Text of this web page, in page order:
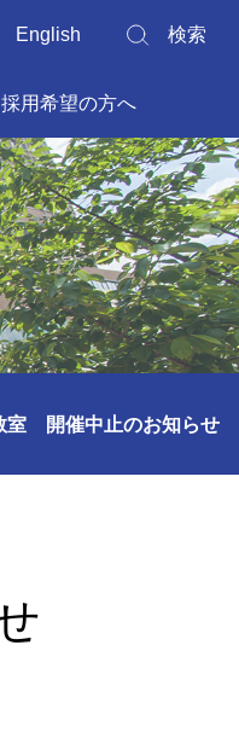
English 検索
採用希望の方へ
室 開催中止のお知らせ